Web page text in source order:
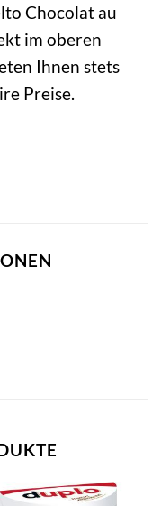
Chocolat au
im oberen
Ihnen stets
Preise.